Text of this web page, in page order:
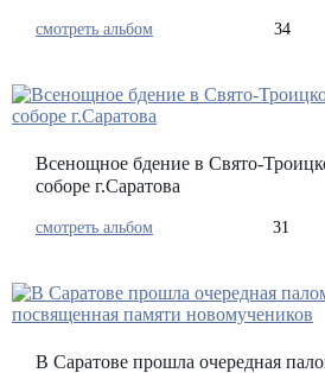
смотреть альбом 34
Всенощное бдение в Свято-
соборе г.Саратова
смотреть альбом 31
В Саратове прошла очередная